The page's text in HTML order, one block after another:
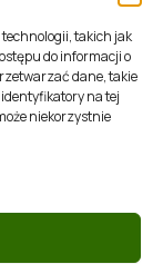
takich jak
do informacji o
dane, takie
na tej
niekorzystnie